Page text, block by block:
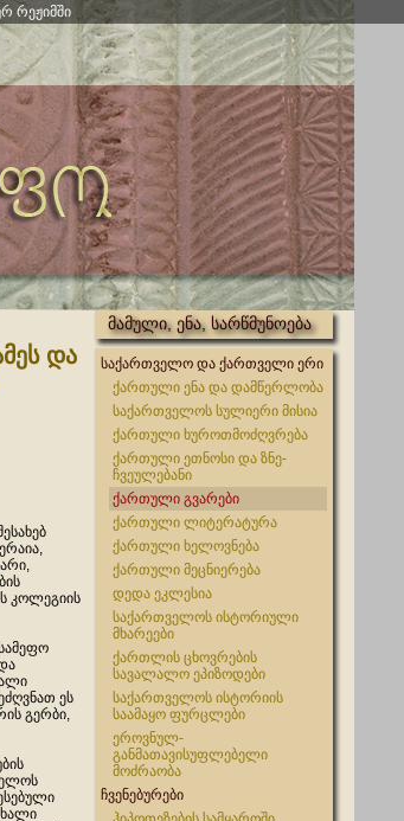
რეჟიმში
და
კოლეგიის
ეს
გერბი,
მამული, ენა, სარწმუნოება
საქართველო და ქართველი ერი
ქართული ენა და დამწერლობა
საქართველოს სულიერი მისია
ქართული ხუროთმოძღვრება
ქართული ეთნოსი და ზნე-
ჩვეულებანი
ქართული გვარები
ქართული ლიტერატურა
ქართული ხელოვნება
ქართული მეცნიერება
დედა ეკლესია
საქართველოს ისტორიული
მხარეები
ქართლის ცხოვრების
სავალალო ეპიზოდები
საქართველოს ისტორიის
საამაყო ფურცლები
ეროვნულ-
განმათავისუფლებელი
მოძრაობა
ჩვენებურები